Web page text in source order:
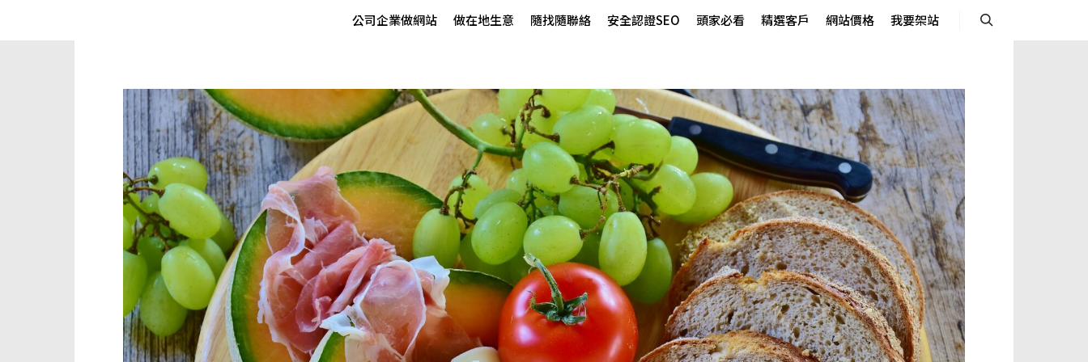
公司企業做網站 做在地生意 隨找隨聯絡 安全認證SEO 頭家必看 精選客戶 網站價格 我要架站